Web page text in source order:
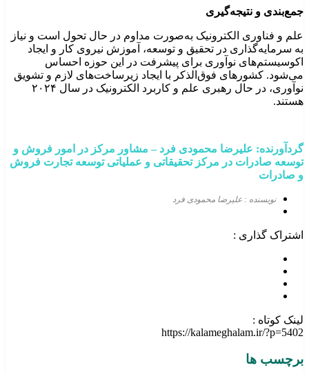
جمع‌بندی و نتیجه‌گیری
علم و فناوری الکترونیک به‌صورت مداوم در حال تحول است و نیاز
به سرمایه‌گذاری در تحقیق و توسعه، آموزش نیروی کار و ایجاد
اکوسیستم‌های نوآوری برای پیشرفت در این حوزه احساس
می‌شود. کشورهای فوق‌الذکر با ایجاد زیرساخت‌های لازم و تشویق
نوآوری، در حال رهبری علم و کاربرد الکترونیک در سال ۲۰۲۴
هستند.
گردآورنده: علیرضا محمودی فرد – مشاور مرکز در امور فروش و
توسعه صادرات در مرکز تحقیقاتی و عملیاتی توسعه تجارت فروش
و صادرات
نویسنده : علیرضا محمودی فرد
اشتراک گذاری :
لینک کوتاه :
https://kalameghalam.ir/?p=5402
برچسب ها